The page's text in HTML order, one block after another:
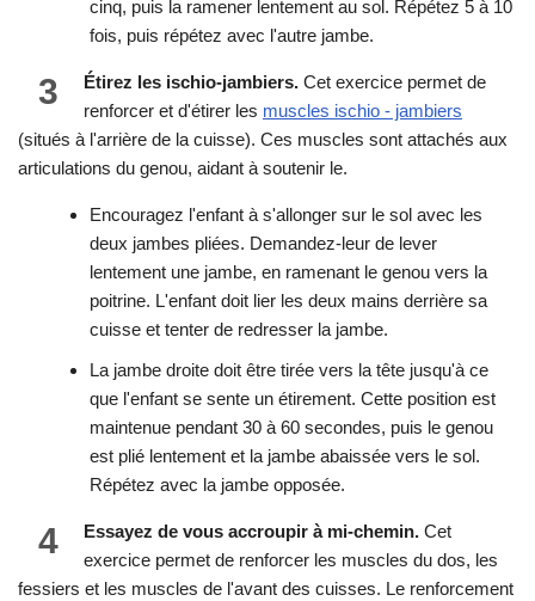
cinq, puis la ramener lentement au sol. Répétez 5 à 10
fois, puis répétez avec l'autre jambe.
3 Étirez les ischio-jambiers. Cet exercice permet de
renforcer et d'étirer les muscles ischio - jambiers
(situés à l'arrière de la cuisse). Ces muscles sont attachés aux
articulations du genou, aidant à soutenir le.
Encouragez l'enfant à s'allonger sur le sol avec les
deux jambes pliées. Demandez-leur de lever
lentement une jambe, en ramenant le genou vers la
poitrine. L'enfant doit lier les deux mains derrière sa
cuisse et tenter de redresser la jambe.
La jambe droite doit être tirée vers la tête jusqu'à ce
que l'enfant se sente un étirement. Cette position est
maintenue pendant 30 à 60 secondes, puis le genou
est plié lentement et la jambe abaissée vers le sol.
Répétez avec la jambe opposée.
4 Essayez de vous accroupir à mi-chemin. Cet
exercice permet de renforcer les muscles du dos, les
fessiers et les muscles de l'avant des cuisses. Le renforcement